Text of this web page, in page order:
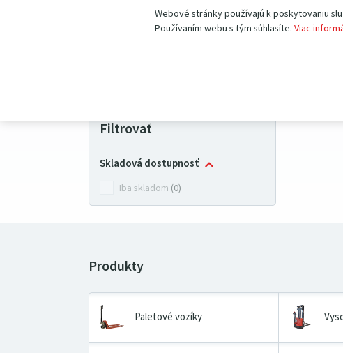
Webové stránky používajú k poskytovaniu
Používaním webu s tým súhlasíte. Viac
Pracovné pomôcky
Filtrovať
Skladová dostupnosť
Iba skladom (0)
Paletové vozíky